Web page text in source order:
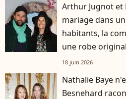
Arthur Jugnot et
mariage dans
habitants, la
une robe
française
18 juin 2026
Nathalie Baye
Besnehard